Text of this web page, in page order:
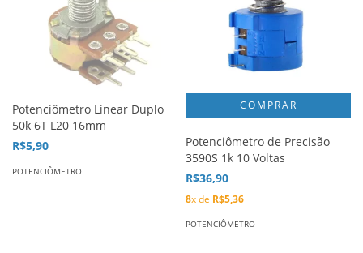
Potenciômetro Linear Duplo
50k 6T L20 16mm
R$5,90
POTENCIÔMETRO
Potenciômetro de Precisão
3590S 1k 10 Voltas
R$36,90
8x de R$5,36
POTENCIÔMETRO